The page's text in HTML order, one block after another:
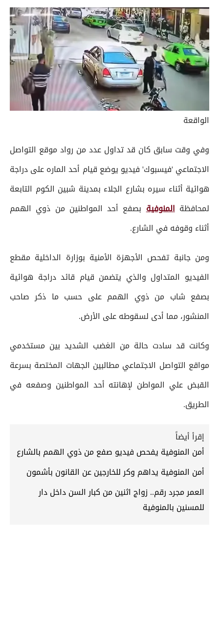
الواقعة
وفي وقت سابق كان قد تداول عدد من رواد موقع التواصل
الاجتماعي 'فيسبوك' فيديو يوضع قيام أحد الماره على دراجة
هوائية أثناء سيره بشارع الجلاء بمدينة شبين الكوم التابعة
لمحافظةالمنوفيةبصفع أحد المواطنين من ذوي الهمم
أثناء وقوفه في الشارع.
ومن جانبة تفحص الأجهزة الأمنية بوزارة الداخلية مقطع
الفيديو المتداول والذي يتضمن قيام قائد دراجة هوائية
بصفع شاب من ذوي الهمم على حسب ما ذكر صاحب
المنشور، مما أدى لسقوطه على الأرض.
وكانت قد سادت حالة من الغضب الشديد بين مستخدمي
مواقع التواصل الاجتماعي مطالبين الجهات المختصة بسرعة
القبض علي المواطن لإهانته أحد المواطنين وصفعه في
الطريق.
إقرأ أيضاً
أمن المنوفية يفحص فيديو صفع من ذوي الهمم بالشارع
أمن المنوفية يداهم وكر للخارجين عن القانون بأشمون
العمر مجرد رقم.. زواج اثنين من كبار السن داخل دار
للمسنين بالمنوفية